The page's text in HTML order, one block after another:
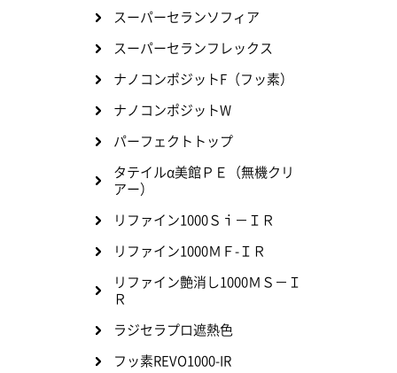
スーパーセランソフィア
スーパーセランフレックス
ナノコンポジットF（フッ素）
ナノコンポジットW
パーフェクトトップ
タテイルα美館ＰＥ（無機クリ
アー）
リファイン1000Ｓｉ－ＩＲ
リファイン1000ＭＦ-ＩＲ
リファイン艶消し1000ＭＳ－Ｉ
Ｒ
ラジセラプロ遮熱色
フッ素REVO1000-IR